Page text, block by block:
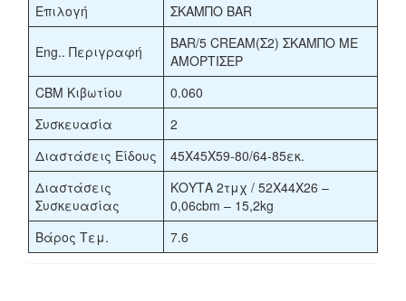
Επιλογή
ΣΚΑΜΠΟ BAR
Eng.. Περιγραφή
BAR/5 CREAM(Σ2) ΣΚΑΜΠΟ ΜΕ
ΑΜΟΡΤΙΣΕΡ
CBM Κιβωτίου
0.060
Συσκευασία
2
Διαστάσεις Είδους
45Χ45Χ59-80/64-85εκ.
Διαστάσεις
Συσκευασίας
ΚΟΥΤΑ 2τμχ / 52X44X26 –
0,06cbm – 15,2kg
Βάρος Τεμ.
7.6